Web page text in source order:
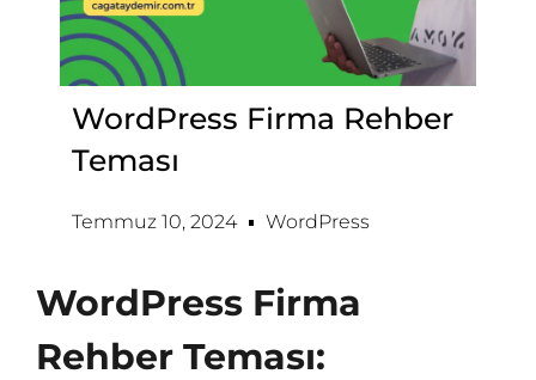
WordPress Firma Rehber
Teması
Temmuz 10, 2024 WordPress
WordPress Firma
Rehber Teması: